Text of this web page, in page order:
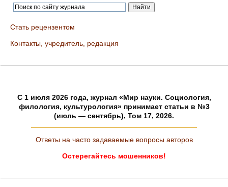
Стать рецензентом
Контакты, учредитель, редакция
C 1 июля 2026 года, журнал «Мир науки. Социология,
филология, культурология» принимает статьи в №3
(июль — сентябрь), Том 17, 2026.
Ответы на часто задаваемые вопросы авторов
Остерегайтесь мошенников!